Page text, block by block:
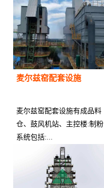
麦尔兹窑配套设施
麦尔兹窑配套设施有成品料
仓、鼓风机站、主控楼:制粉
系统包括:...